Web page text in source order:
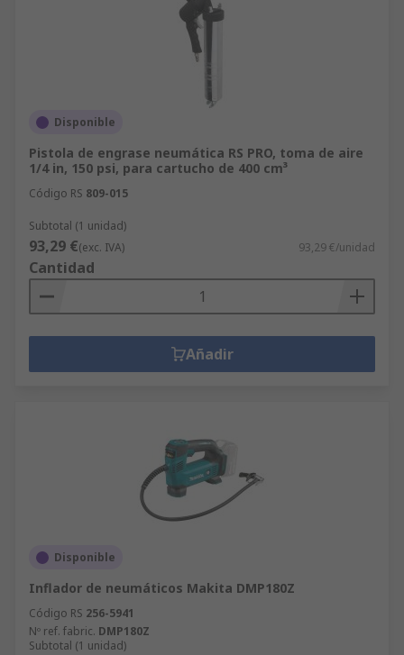
Disponible
Pistola de engrase neumática RS PRO, toma de aire
1/4 in, 150 psi, para cartucho de 400 cm³
Código RS 809-015
Subtotal (1 unidad)
93,29 €(exc. IVA) 93,29 €/unidad
Cantidad
Añadir
Disponible
Inflador de neumáticos Makita DMP180Z
Código RS 256-5941
Nº ref. fabric. DMP180Z
Subtotal (1 unidad)